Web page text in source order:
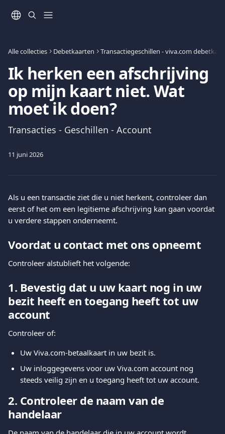
Alle collecties Debetkaarten Transactiegeschillen - viva.com
Ik herken een afschrijving
op mijn kaart niet. Wat
moet ik doen?
Transacties - Geschillen - Account
11 juni 2026
Als u een transactie ziet die u niet herkent, controleer dan
eerst of het om een legitieme afschrijving kan gaan voordat
u verdere stappen onderneemt.
Voordat u contact met ons opneemt
Controleer alstublieft het volgende:
1. Bevestig dat u uw kaart nog in uw
bezit heeft en toegang heeft tot uw
account
Controleer of:
Uw Viva.com-betaalkaart in uw bezit is.
Uw inloggegevens voor uw Viva.com account nog
steeds veilig zijn en u toegang heeft tot uw account.
2. Controleer de naam van de
handelaar